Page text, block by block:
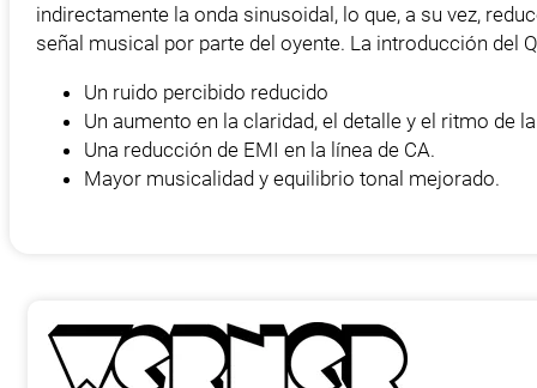
indirectamente la onda sinusoidal, lo que, a su vez,
señal musical por parte del oyente. La introducción del
Un ruido percibido reducido
Un aumento en la claridad, el detalle y el ritmo de
Una reducción de EMI en la línea de CA.
Mayor musicalidad y equilibrio tonal mejorado.